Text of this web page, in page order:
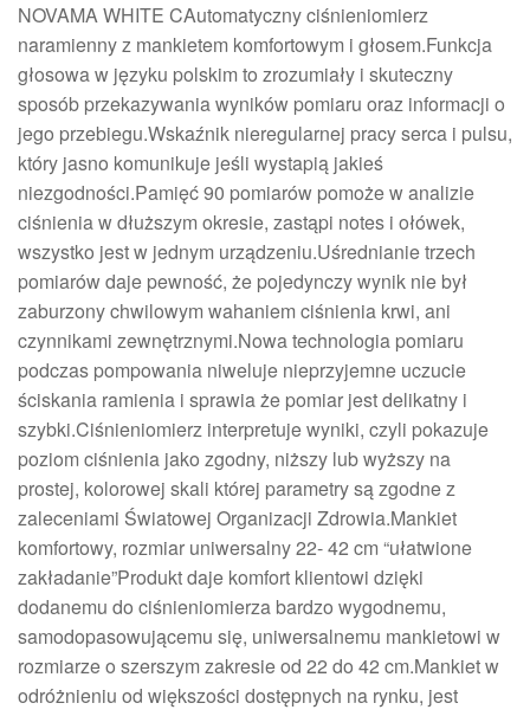
NOVAMA WHITE CAutomatyczny ciśnieniomierz
naramienny z mankietem komfortowym i głosem.Funkcja
głosowa w języku polskim to zrozumiały i skuteczny
sposób przekazywania wyników pomiaru oraz informacji o
jego przebiegu.Wskaźnik nieregularnej pracy serca i pulsu,
który jasno komunikuje jeśli wystapią jakieś
niezgodności.Pamięć 90 pomiarów pomoże w analizie
ciśnienia w dłuższym okresie, zastąpi notes i ołówek,
wszystko jest w jednym urządzeniu.Uśrednianie trzech
pomiarów daje pewność, że pojedynczy wynik nie był
zaburzony chwilowym wahaniem ciśnienia krwi, ani
czynnikami zewnętrznymi.Nowa technologia pomiaru
podczas pompowania niweluje nieprzyjemne uczucie
ściskania ramienia i sprawia że pomiar jest delikatny i
szybki.Ciśnieniomierz interpretuje wyniki, czyli pokazuje
poziom ciśnienia jako zgodny, niższy lub wyższy na
prostej, kolorowej skali której parametry są zgodne z
zaleceniami Światowej Organizacji Zdrowia.Mankiet
komfortowy, rozmiar uniwersalny 22- 42 cm “ułatwione
zakładanie”Produkt daje komfort klientowi dzięki
dodanemu do ciśnieniomierza bardzo wygodnemu,
samodopasowującemu się, uniwersalnemu mankietowi w
rozmiarze o szerszym zakresie od 22 do 42 cm.Mankiet w
odróżnieniu od większości dostępnych na rynku, jest